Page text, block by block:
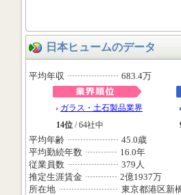
日本ヒュームのデータ
平均年収 683.4万
ガラス・土石製品業界
14位 / 64社中
平均年齢
45.0歳
平均勤続年数
16.0年
従業員数
379人
推定生涯賃金
2億1937万
所在地
東京都港区新